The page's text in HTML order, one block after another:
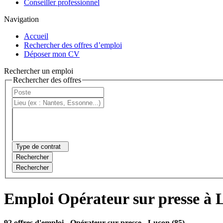
Conseiller professionnel
Navigation
Accueil
Rechercher des offres d’emploi
Déposer mon CV
Rechercher un emploi
Rechercher des offres
Type de contrat
Rechercher
Rechercher
Emploi Opérateur sur presse à